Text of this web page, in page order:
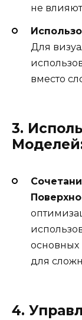
не
Для
вместо
3.
основных
для
4.